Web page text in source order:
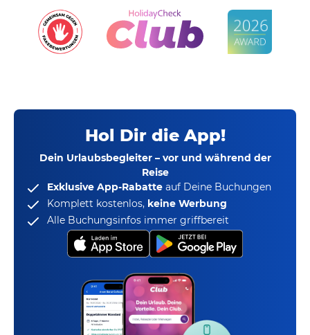
Hol Dir die App!
Dein Urlaubsbegleiter – vor und während der
Reise
Exklusive App-Rabatte auf Deine Buchungen
Komplett kostenlos, keine Werbung
Alle Buchungsinfos immer griffbereit